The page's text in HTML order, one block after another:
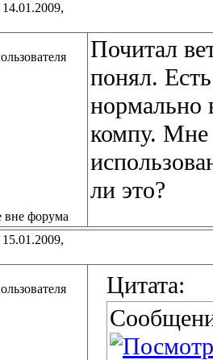
14.01.2009,
Почитал
понял.
нормально
компу. Мне
ли это?
15.01.2009,
Цитата: